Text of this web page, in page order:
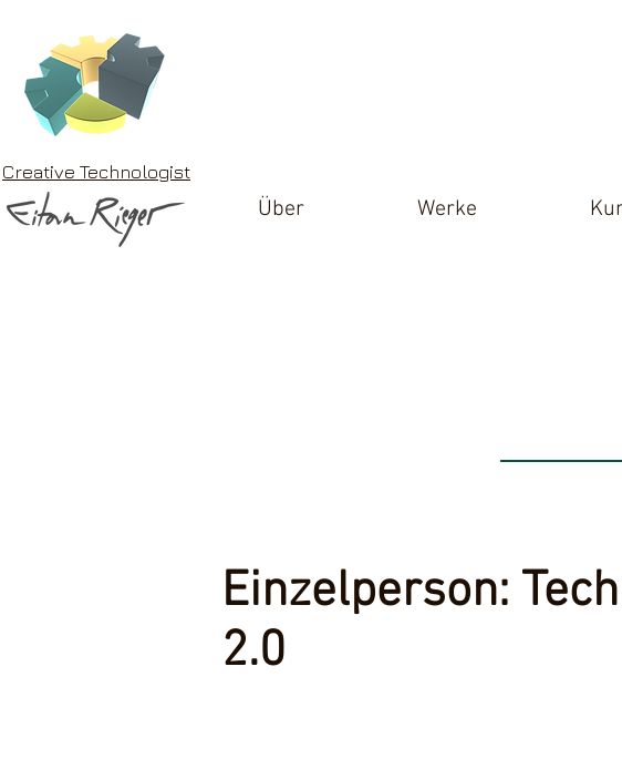
Creative Technologist
Über Werke
Einzelperson:
2.0